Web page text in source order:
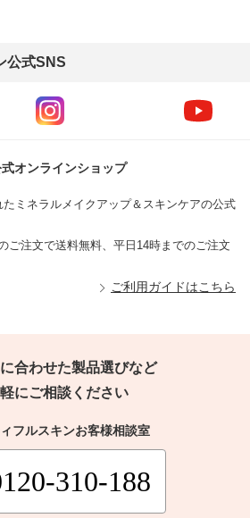
公式SNS
オンラインショップ
たミネラルメイクアップ＆スキンケアの公式
ご注文で送料無料、平日14時までのご注文
ご利用ガイドはこちら
合わせた製品選びなど
にご相談ください
フルスキンお客様相談室
310-188